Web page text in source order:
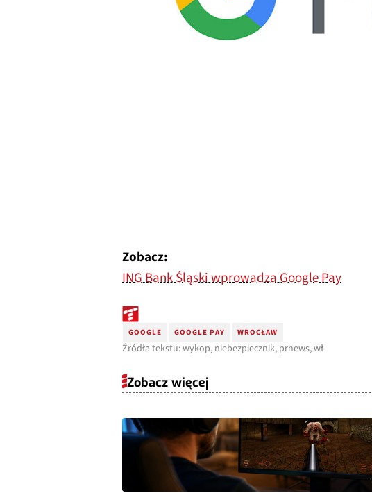
Zobacz:
ING Bank Śląski wprowadza Google Pay
GOOGLE GOOGLE PAY WROCŁAW
Źródła tekstu: wykop, niebezpiecznik, prnews, wł
Zobacz więcej